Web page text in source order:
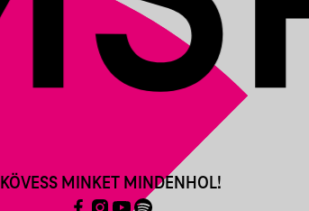
KÖVESS MINKET MINDENHOL!